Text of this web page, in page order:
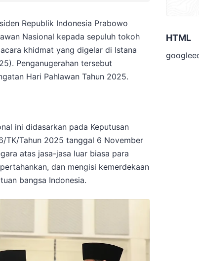
Republik Indonesia Prabowo
Nasional kepada sepuluh tokoh
khidmat yang digelar di Istana
Penganugerahan tersebut
Hari Pahlawan Tahun 2025.
ini didasarkan pada Keputusan
TK/Tahun 2025 tanggal 6 November
atas jasa-jasa luar biasa para
dan mengisi kemerdekaan
bangsa Indonesia.
HTML